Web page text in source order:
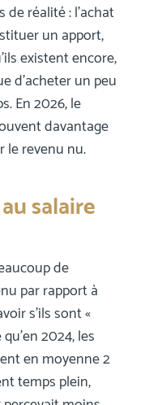
réalité : l’achat
un apport,
existent encore,
d’acheter un peu
En 2026, le
davantage
le revenu nu.
salaire
de
par rapport à
s’ils sont «
2024, les
en moyenne 2
temps plein,